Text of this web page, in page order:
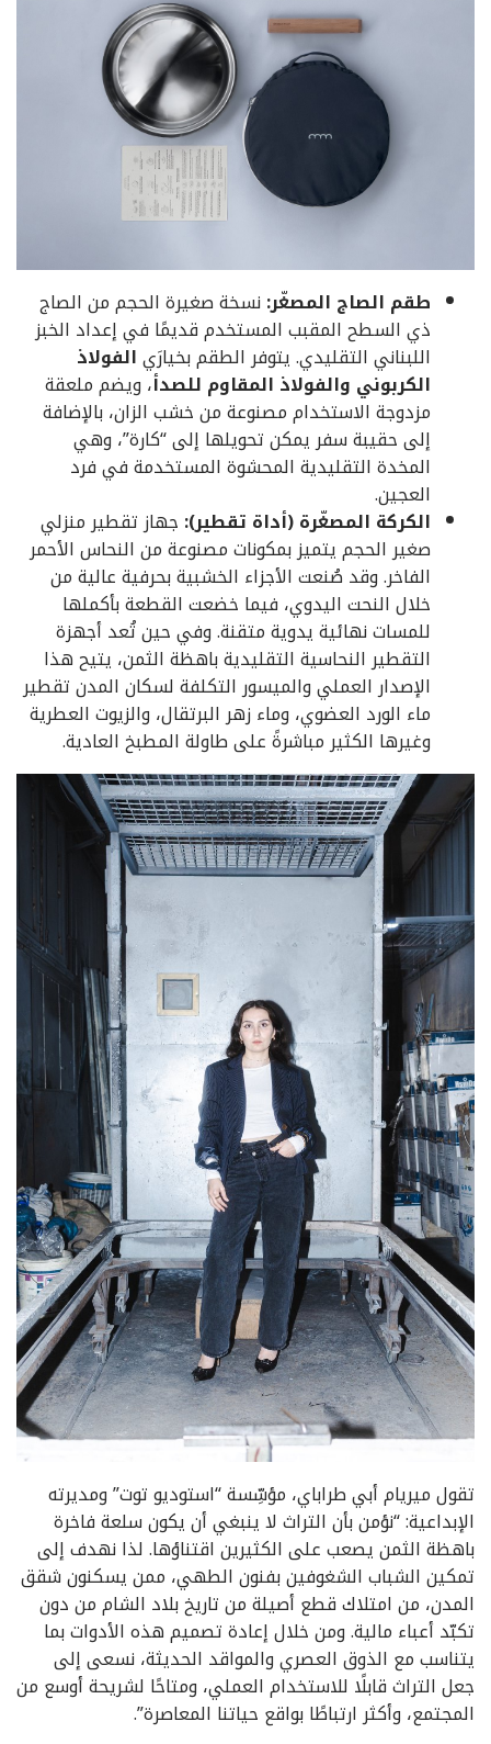
طقم الصاج المصغّر:نسخة صغيرة الحجم من الصاج
ذي السطح المقبب المستخدم قديمًا في إعداد الخبز
اللبناني التقليدي. يتوفر الطقم بخيارَيالفولاذ
الكربوني والفولاذ المقاوم للصدأ، ويضم ملعقة
مزدوجة الاستخدام مصنوعة من خشب الزان، بالإضافة
إلى حقيبة سفر يمكن تحويلها إلى “كارة”، وهي
المخدة التقليدية المحشوة المستخدمة في فرد
العجين.
الكركة المصغّرة (أداة تقطير): جهاز تقطير منزلي
صغير الحجم يتميز بمكونات مصنوعة من النحاس الأحمر
الفاخر. وقد صُنعت الأجزاء الخشبية بحرفية عالية من
خلال النحت اليدوي، فيما خضعت القطعة بأكملها
للمسات نهائية يدوية متقنة. وفي حين تُعد أجهزة
التقطير النحاسية التقليدية باهظة الثمن، يتيح هذا
الإصدار العملي والميسور التكلفة لسكان المدن تقطير
ماء الورد العضوي، وماء زهر البرتقال، والزيوت العطرية
وغيرها الكثير مباشرةً على طاولة المطبخ العادية.
تقول ميريام أبي طراباي، مؤسِّسة “استوديو توت” ومديرته
الإبداعية: “نؤمن بأن التراث لا ينبغي أن يكون سلعة فاخرة
باهظة الثمن يصعب على الكثيرين اقتناؤها. لذا نهدف إلى
تمكين الشباب الشغوفين بفنون الطهي، ممن يسكنون شقق
المدن، من امتلاك قطع أصيلة من تاريخ بلاد الشام من دون
تكبّد أعباء مالية. ومن خلال إعادة تصميم هذه الأدوات بما
يتناسب مع الذوق العصري والمواقد الحديثة، نسعى إلى
جعل التراث قابلًا للاستخدام العملي، ومتاحًا لشريحة أوسع من
المجتمع، وأكثر ارتباطًا بواقع حياتنا المعاصرة”.